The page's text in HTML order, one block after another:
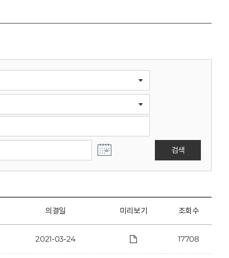
검색
의결일 미리보기 조회수
2021-03-24 17708